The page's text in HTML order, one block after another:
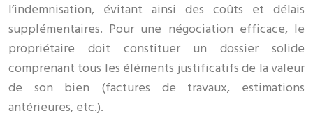
l’indemnisation, évitant ainsi des coûts et délais
supplémentaires. Pour une négociation efficace, le
propriétaire doit constituer un dossier solide
comprenant tous les éléments justificatifs de la valeur
de son bien (factures de travaux, estimations
antérieures, etc.).